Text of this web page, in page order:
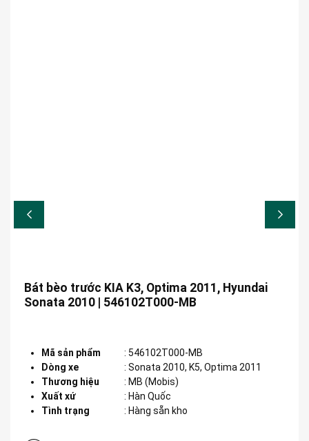
Bát bèo trước KIA K3, Optima 2011, Hyundai
Sonata 2010 | 546102T000-MB
Mã sản phẩm : 546102T000-MB
Dòng xe
: Sonata 2010, K5, Optima 2011
Thương hiệu
: MB (Mobis)
Xuất xứ
: Hàn Quốc
Tình trạng
: Hàng sẵn kho